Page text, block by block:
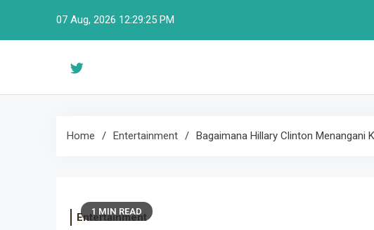
07 Aug, 2026 12:29:26 PM
Home Entertainment Bagaimana Hillary Clinton Menangani
1 MIN READ
Entertainment